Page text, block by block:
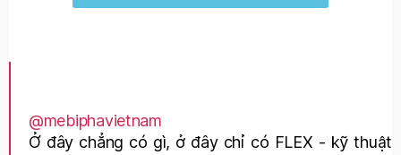
@mebiphavietnam
Ở đây chẳng có gì, ở đây chỉ có FLEX - kỹ thuật